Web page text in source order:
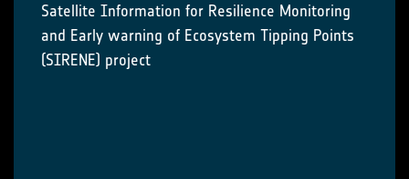
Satellite Information for Resilience Monitoring
and Early warning of Ecosystem Tipping Points
(SIRENE) project